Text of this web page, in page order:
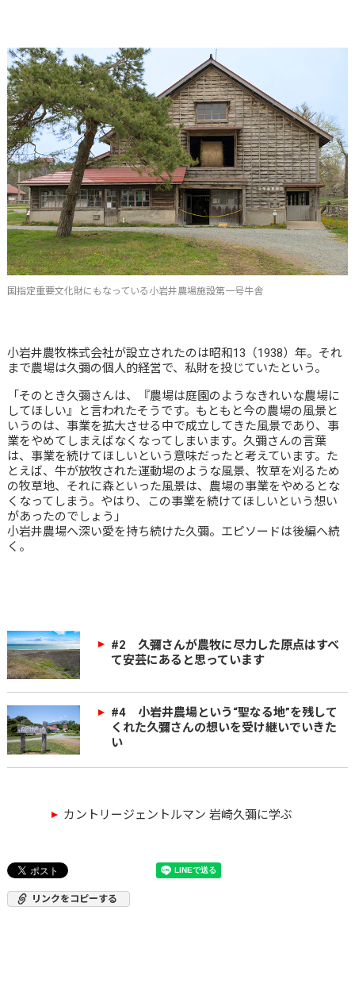
国指定重要文化財にもなっている小岩井農場施設第一号牛舎
小岩井農牧株式会社が設立されたのは昭和13（1938）年。それ
まで農場は久彌の個人的経営で、私財を投じていたという。
「そのとき久彌さんは、『農場は庭園のようなきれいな農場に
してほしい』と言われたそうです。もともと今の農場の風景と
いうのは、事業を拡大させる中で成立してきた風景であり、事
業をやめてしまえばなくなってしまいます。久彌さんの言葉
は、事業を続けてほしいという意味だったと考えています。た
とえば、牛が放牧された運動場のような風景、牧草を刈るため
の牧草地、それに森といった風景は、農場の事業をやめるとな
くなってしまう。やはり、この事業を続けてほしいという想い
があったのでしょう」
小岩井農場へ深い愛を持ち続けた久彌。エピソードは後編へ続
く。
#2 久彌さんが農牧に尽力した原点はすべ
て安芸にあると思っています
#4 小岩井農場という“聖なる地”を残して
くれた久彌さんの想いを受け継いでいきた
い
カントリージェントルマン 岩崎久彌に学ぶ
リンクをコピーする